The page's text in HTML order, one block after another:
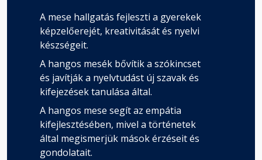
A mese hallgatás fejleszti a gyerekek
képzelőerejét, kreativitását és nyelvi
készségeit.
A hangos mesék bővítik a szókincset
és javítják a nyelvtudást új szavak és
kifejezések tanulása által.
A hangos mese segít az empátia
kifejlesztésében, mivel a történetek
által megismerjük mások érzéseit és
gondolatait.